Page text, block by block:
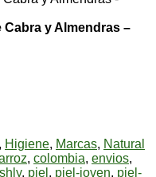
y Almendras –
, Higiene, Marcas, Natural
, colombia, envios,
, piel , piel-joven, piel-